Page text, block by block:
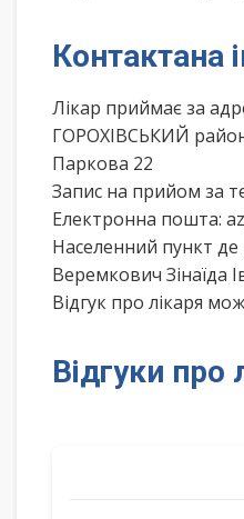
Контактана
Лікар приймає за
ГОРОХІВСЬКИЙ
Паркова 22
Запис на прийом за
Електронна пошта:
Населенний пункт де
Веремкович Зінаїда
Відгук про лікаря
Відгуки про